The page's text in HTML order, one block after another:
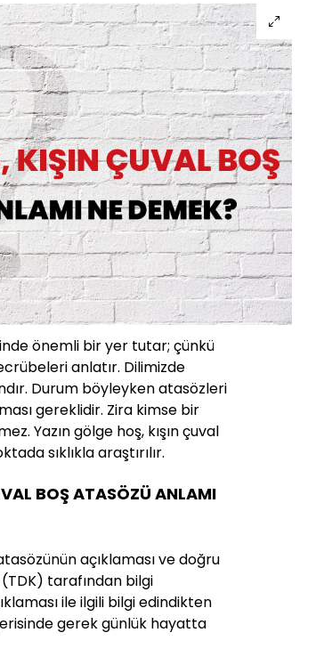
önemli bir yer tutar; çünkü
anlatır. Dilimizde
Durum böyleyken atasözleri
gereklidir. Zira kimse bir
Yazın gölge hoş, kışın çuval
sıklıkla araştırılır.
BOŞ ATASÖZÜ ANLAMI
açıklaması ve doğru
(TDK) tarafından bilgi
ile ilgili bilgi edindikten
gerek günlük hayatta